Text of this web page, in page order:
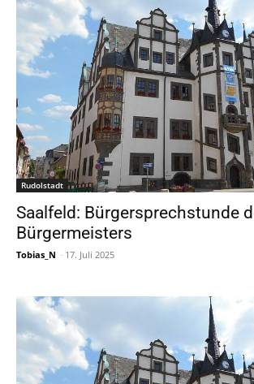
Rudolstadt
Saalfeld: Bürgersprechstunde
Bürgermeisters
Tobias_N - 17. Juli 2025